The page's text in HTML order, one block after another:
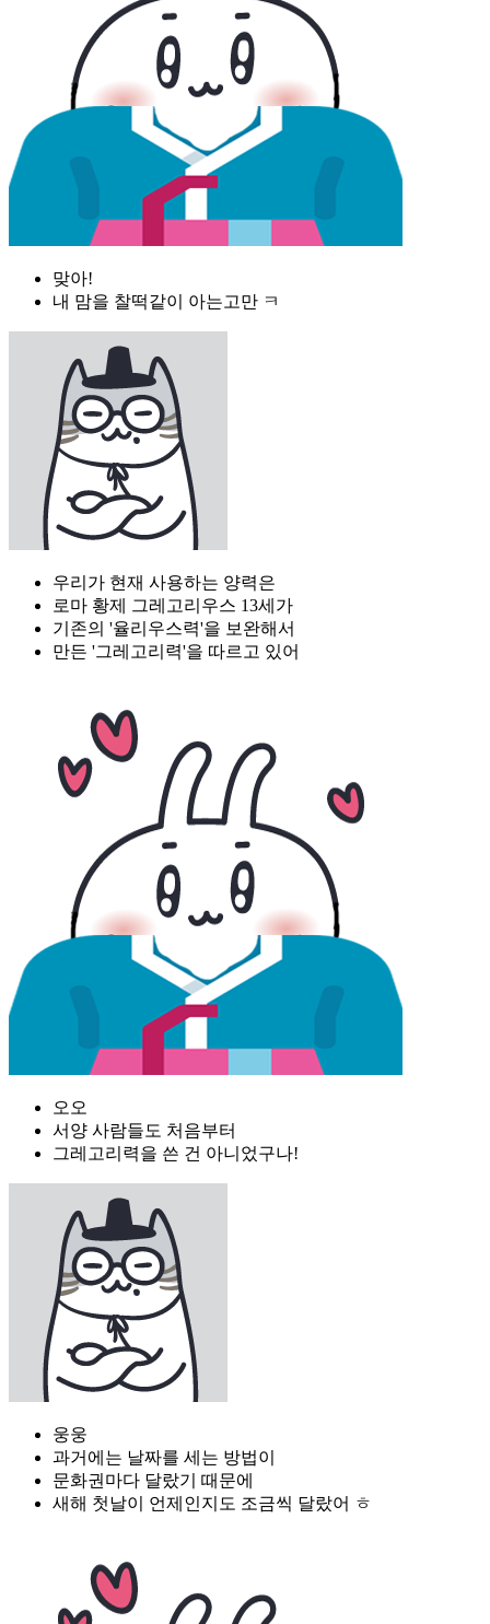
맞아!
내 맘을 찰떡같이 아는고만 ㅋ
우리가 현재 사용하는 양력은
로마 황제 그레고리우스 13세가
기존의 '율리우스력'을 보완해서
만든 '그레고리력'을 따르고 있어
오오
서양 사람들도 처음부터
그레고리력을 쓴 건 아니었구나!
웅웅
과거에는 날짜를 세는 방법이
문화권마다 달랐기 때문에
새해 첫날이 언제인지도 조금씩 달랐어 ㅎ